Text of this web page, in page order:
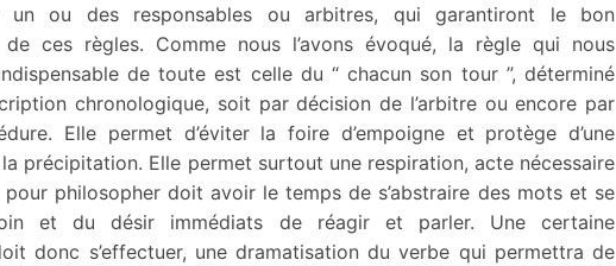
ou des responsables ou arbitres, qui garantiront le bon
de ces règles. Comme nous l’avons évoqué, la règle qui nous
de toute est celle du “ chacun son tour ”, déterminé
chronologique, soit par décision de l’arbitre ou encore par
Elle permet d’éviter la foire d’empoigne et protège d’une
précipitation. Elle permet surtout une respiration, acte nécessaire
philosopher doit avoir le temps de s’abstraire des mots et se
et du désir immédiats de réagir et parler. Une certaine
donc s’effectuer, une dramatisation du verbe qui permettra de